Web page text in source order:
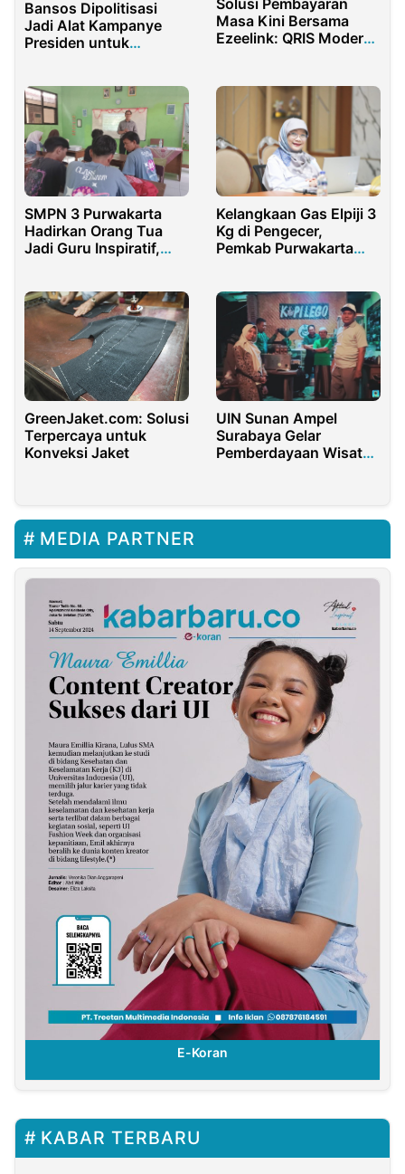
Bansos Dipolitisasi
Jadi Alat Kampanye
Presiden untuk
Masa Kini Bersama
Ezeelink: QRIS Modern,
SMPN 3 Purwakarta
Hadirkan Orang Tua
Jadi Guru Inspiratif,
Kelangkaan Gas Elpiji 3
Kg di Pengecer,
Pemkab Purwakarta
GreenJaket.com: Solusi
Terpercaya untuk
Konveksi Jaket
UIN Sunan Ampel
Surabaya Gelar
Pemberdayaan Wisata
MEDIA PARTNER
E-Koran
KABAR TERBARU